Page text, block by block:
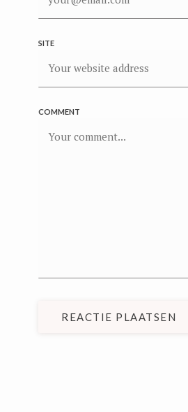
SITE
COMMENT
REACTIE PLAATSEN